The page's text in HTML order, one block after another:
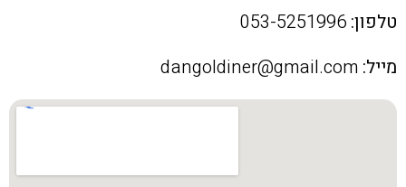
טלפון:
מייל: dangoldiner@gmail.com